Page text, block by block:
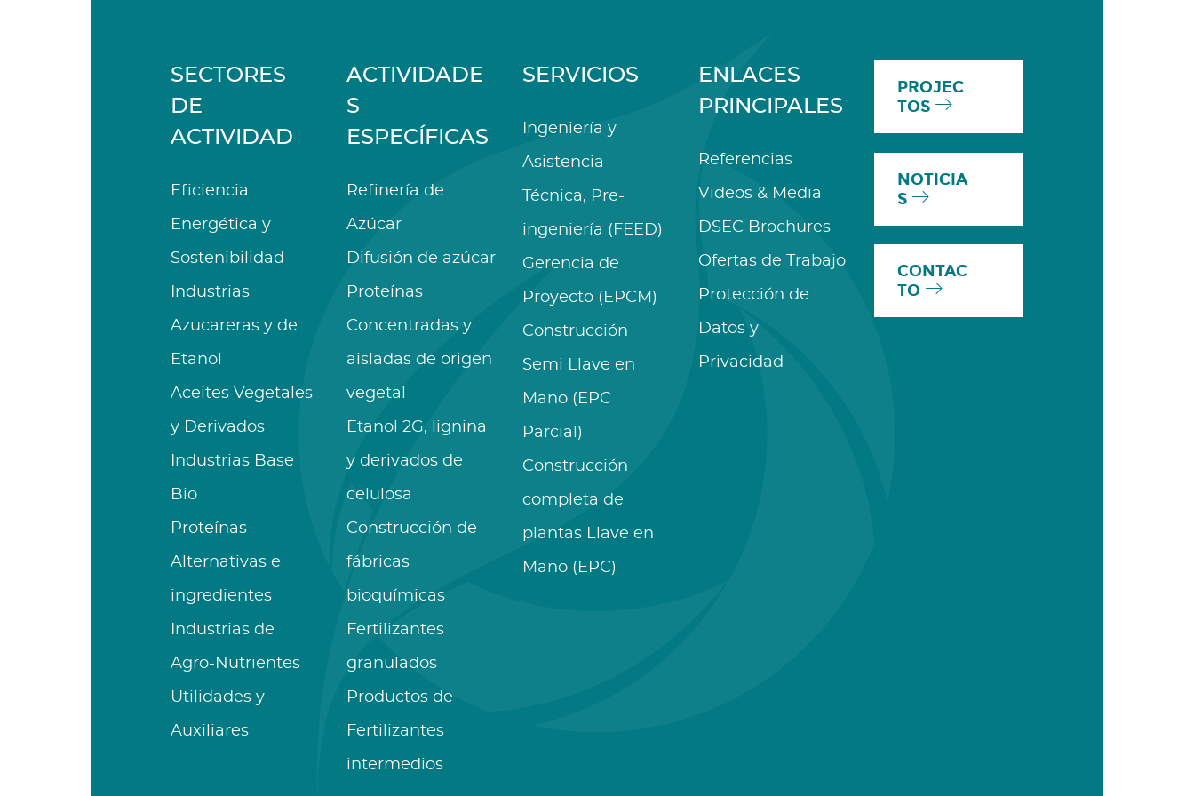
SECTORES
DE
ACTIVIDAD
Eficiencia
Energética y
Sostenibilidad
Industrias
Azucareras y de
Etanol
Aceites Vegetales
y Derivados
Industrias Base
Bio
Proteínas
Alternativas e
ingredientes
Industrias de
Agro-Nutrientes
Utilidades y
Auxiliares
ACTIVIDADE
S
ESPECÍFICAS
Refinería de
Azúcar
Difusión de azúcar
Proteínas
Concentradas y
aisladas de origen
vegetal
Etanol 2G, lignina
y derivados de
celulosa
Construcción de
fábricas
bioquímicas
Fertilizantes
granulados
Productos de
Fertilizantes
intermedios
SERVICIOS
Ingeniería y
Asistencia
Técnica, Pre-
ingeniería (FEED)
Gerencia de
Proyecto (EPCM)
Construcción
Semi Llave en
Mano (EPC
Parcial)
Construcción
completa de
plantas Llave en
Mano (EPC)
ENLACES
PRINCIPALES
Referencias
Videos & Media
DSEC Brochures
Ofertas de Trabajo
Protección de
Datos y
Privacidad
PROJEC
TOS
NOTICIA
S
CONTAC
TO